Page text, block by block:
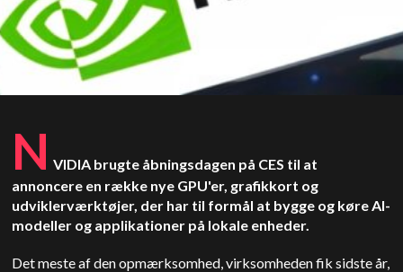
N VIDIA brugte åbningsdagen på CES til at
annoncere en række nye GPU'er, grafikkort og
udviklerværktøjer, der har til formål at bygge og køre AI-
modeller og applikationer på lokale enheder.
Det meste af den opmærksomhed, virksomheden fik sidste år,